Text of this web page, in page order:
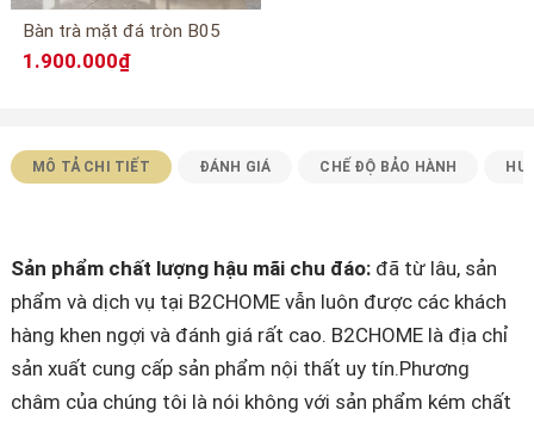
Bàn trà mặt đá tròn B05
1.900.000₫
MÔ TẢ CHI TIẾT ĐÁNH GIÁ CHẾ ĐỘ BẢO HÀNH
Sản phẩm chất lượng hậu mãi chu đáo: đã từ lâu, sản
phẩm và dịch vụ tại B2CHOME vẫn luôn được các khách
hàng khen ngợi và đánh giá rất cao. B2CHOME là địa chỉ
sản xuất cung cấp sản phẩm nội thất uy tín.Phương
châm của chúng tôi là nói không với sản phẩm kém chất